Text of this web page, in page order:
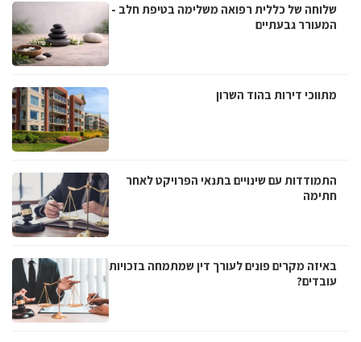
שלוחה של כללית רפואה משלימה בטיפת חלב -
המעורר גבעתיים
מתווכי דירות בהוד השרון
התמודדות עם שינויים בתנאי הפרויקט לאחר
חתימה
באיזה מקרים פונים לעורך דין שמתמחה בזכויות
עובדים?